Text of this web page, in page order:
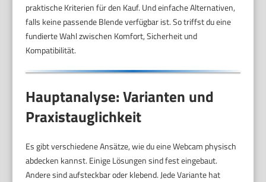
praktische Kriterien für den Kauf. Und einfache Alternativen,
falls keine passende Blende verfügbar ist. So triffst du eine
fundierte Wahl zwischen Komfort, Sicherheit und
Kompatibilität.
Hauptanalyse: Varianten und
Praxistauglichkeit
Es gibt verschiedene Ansätze, wie du eine Webcam physisch
abdecken kannst. Einige Lösungen sind fest eingebaut.
Andere sind aufsteckbar oder klebend. Jede Variante hat